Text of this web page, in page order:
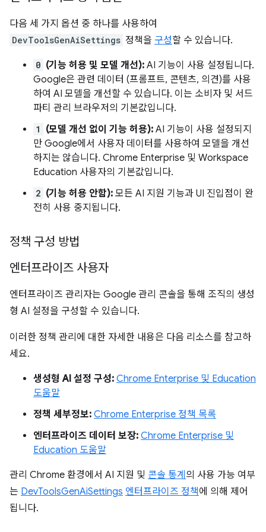
다음 세 가지 옵션 중 하나를 사용하여
DevToolsGenAiSettings 정책을 구성할 수 있습니다.
0 (기능 허용 및 모델 개선): AI 기능이 사용 설정됩니다.
Google은 관련 데이터 (프롬프트, 콘텐츠, 의견)를 사용
하여 AI 모델을 개선할 수 있습니다. 이는 소비자 및 서드
파티 관리 브라우저의 기본값입니다.
1 (모델 개선 없이 기능 허용): AI 기능이 사용 설정되지
만 Google에서 사용자 데이터를 사용하여 모델을 개선
하지는 않습니다. Chrome Enterprise 및 Workspace
Education 사용자의 기본값입니다.
2 (기능 허용 안함): 모든 AI 지원 기능과 UI 진입점이 완
전히 사용 중지됩니다.
정책 구성 방법
엔터프라이즈 사용자
엔터프라이즈 관리자는 Google 관리 콘솔을 통해 조직의 생성
형 AI 설정을 구성할 수 있습니다.
이러한 정책 관리에 대한 자세한 내용은 다음 리소스를 참고하
세요.
생성형 AI 설정 구성: Chrome Enterprise 및 Education
도움말
정책 세부정보: Chrome Enterprise 정책 목록
엔터프라이즈 데이터 보장: Chrome Enterprise 및
Education 도움말
관리 Chrome 환경에서 AI 지원 및 콘솔 통계 의 사용 가능 여부
는 DevToolsGenAiSettings 엔터프라이즈 정책에 의해 제어
됩니다.